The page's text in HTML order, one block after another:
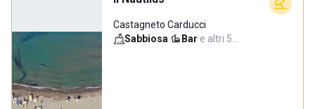
Castagneto Carducci
Sabbiosa· Bar·e altri 5…